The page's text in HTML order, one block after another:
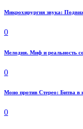
Микрохирургия звука:
0
Мелодия. Миф и реальность
0
Моно против Стерео: Битва в
0